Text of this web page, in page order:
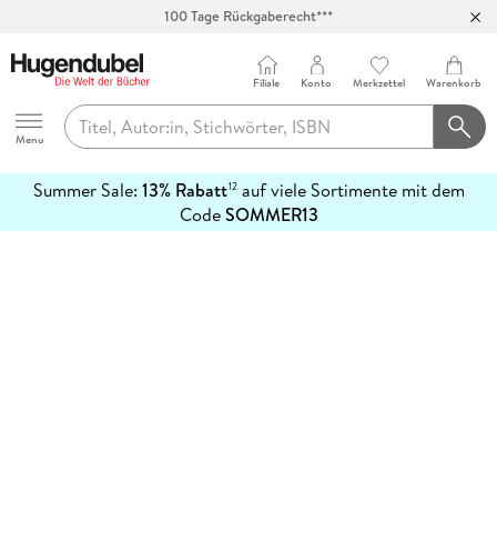
100 Tage Rückgaberecht***
Hugendubel
Menu
Filiale Konto Merkzettel Warenkorb
Summer Sale: 13% Rabatt12auf viele Sortimente mit dem
CodeSOMMER13
erfahren